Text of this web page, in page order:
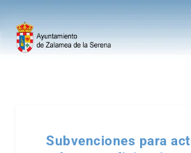
Subvenciones para